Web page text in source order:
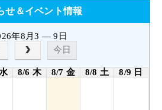
せ＆イベント情報
年8月3 — 9日
今日
8/6 木 8/7 金 8/8 土 8/9 日